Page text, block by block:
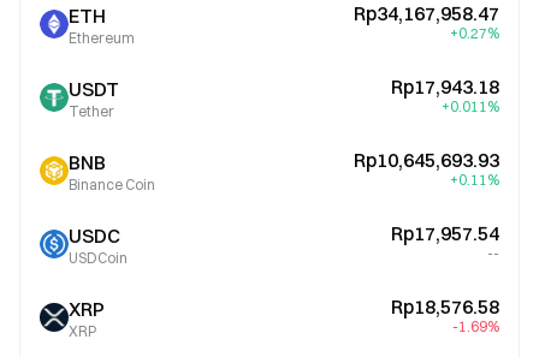
ETH
Ethereum
Rp34,167,958.47
+0.27%
USDT
Tether
Rp17,943.18
+0.011%
BNB
Binance Coin
Rp10,645,693.93
+0.11%
USDC
USDCoin
Rp17,957.54
--
XRP
XRP
Rp18,576.58
-1.69%